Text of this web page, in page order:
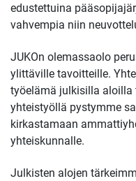
edustettuina
vahvempia niin
JUKOn olemassaolo
ylittäville tavoitteille.
työelämä julkisilla aloilla
yhteistyöllä pystymme
kirkastamaan
yhteiskunnalle.
Julkisten alojen